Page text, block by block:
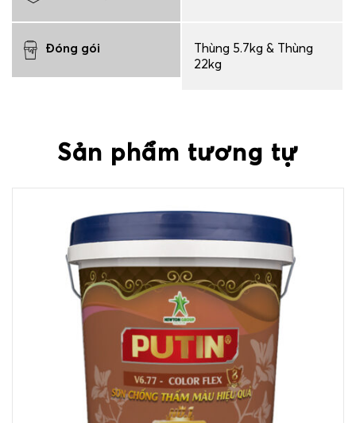
Đóng gói
Thùng 5.7kg & Thùng
22kg
Sản phẩm tương tự